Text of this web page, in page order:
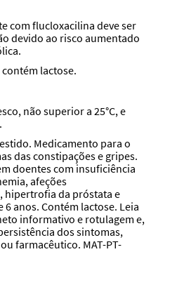
com flucloxacilina deve ser
devido ao risco aumentado
lactose.
não superior a 25°C, e
Medicamento para o
das constipações e gripes.
doentes com insuficiência
afeções
hipertrofia da próstata e
6 anos. Contém lactose. Leia
informativo e rotulagem e,
dos sintomas,
farmacêutico. MAT-PT-